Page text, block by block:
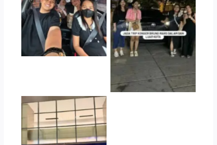
Westlife Jakarta
Jasa Trip Konser Bruno
Mars